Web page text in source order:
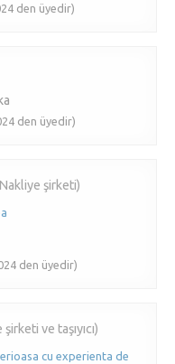
den üyedir)
den üyedir)
şirketi)
den üyedir)
ve taşıyıcı)
cu experienta de